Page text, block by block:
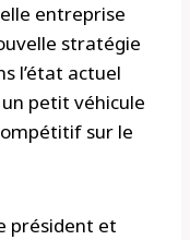
entreprise
stratégie
l’état actuel
petit véhicule
sur le
président et